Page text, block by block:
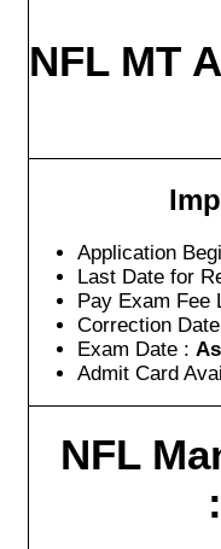
NFL MT
Application
Last Date for
Pay Exam Fee
Correction
Exam Date :
Admit Card
NFL